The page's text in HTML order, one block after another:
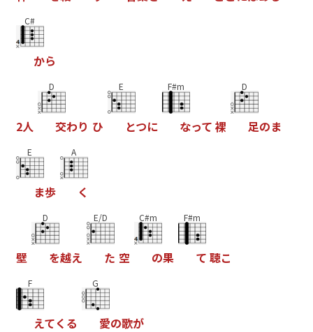
C#
から
2人
D
交わり ひ
E
とつに
F#m
なって 裸
D
足のま
E
ま歩
A
く
壁
D
を越え
E/D
た 空
C#m
の果
F#m
て 聴こ
F
えてく る
G
愛の歌が